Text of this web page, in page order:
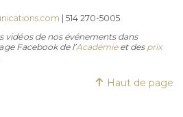
| 514 270-5005
vidéos de nos événements dans
Facebook de l’Académieet des prix
Haut de page